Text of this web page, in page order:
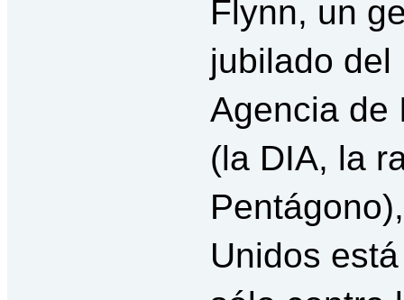
Flynn, un
jubilado del
Agencia de
(la DIA, la
Unidos